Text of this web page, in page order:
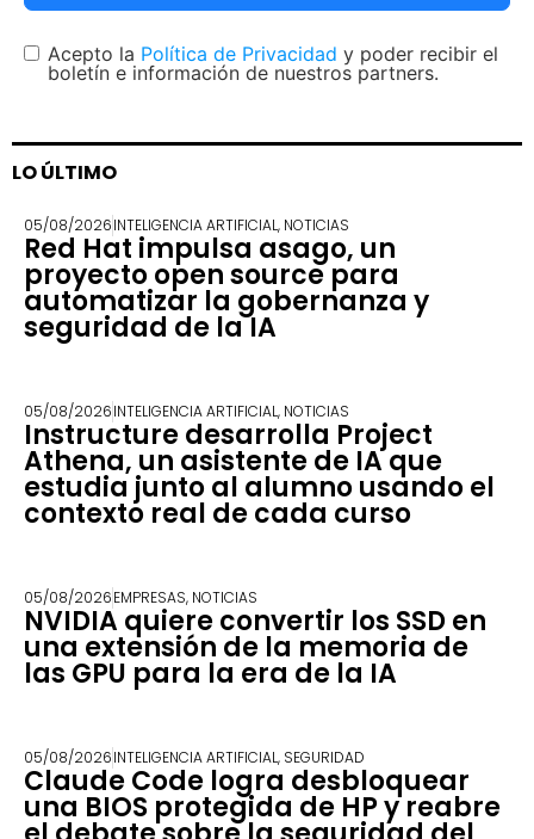
Acepto la Política de Privacidad y poder recibir el
boletín e información de nuestros partners.
LO ÚLTIMO
05/08/2026INTELIGENCIA ARTIFICIAL, NOTICIAS
Red Hat impulsa asago, un
proyecto open source para
automatizar la gobernanza y
seguridad de la IA
05/08/2026INTELIGENCIA ARTIFICIAL, NOTICIAS
Instructure desarrolla Project
Athena, un asistente de IA que
estudia junto al alumno usando el
contexto real de cada curso
05/08/2026EMPRESAS, NOTICIAS
NVIDIA quiere convertir los SSD en
una extensión de la memoria de
las GPU para la era de la IA
05/08/2026INTELIGENCIA ARTIFICIAL, SEGURIDAD
Claude Code logra desbloquear
una BIOS protegida de HP y reabre